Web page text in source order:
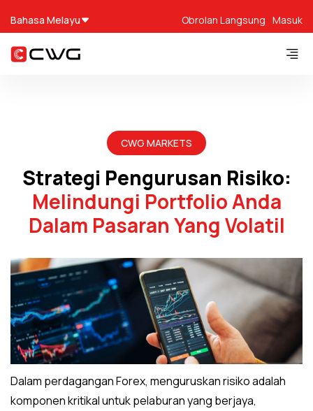
Bahasa Melayu Obrolan Langsung Masuk
CWG MARKETS
Strategi Pengurusan Risiko:
Melindungi Portfolio Anda
Dalam Pasaran Yang Volatil
Dalam perdagangan Forex, menguruskan risiko adalah
komponen kritikal untuk pelaburan yang berjaya,